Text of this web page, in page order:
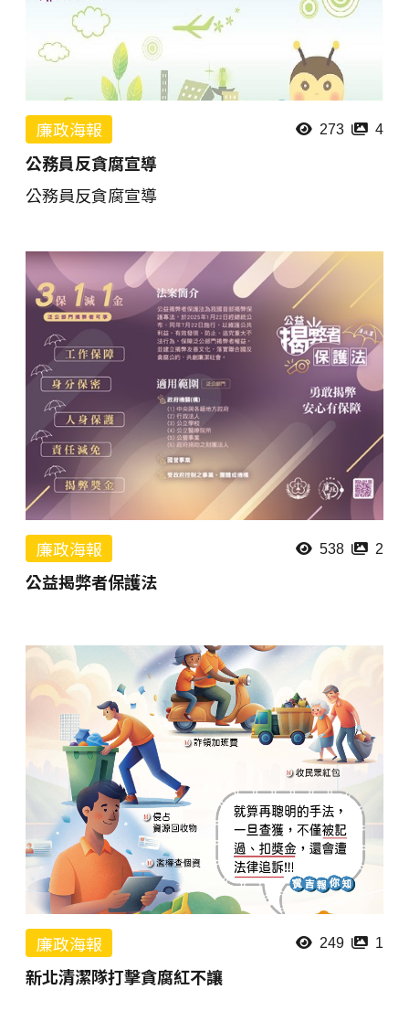
廉政海報 273 4
公務員反貪腐宣導
公務員反貪腐宣導
廉政海報 538 2
公益揭弊者保護法
廉政海報 249 1
新北清潔隊打擊貪腐紅不讓